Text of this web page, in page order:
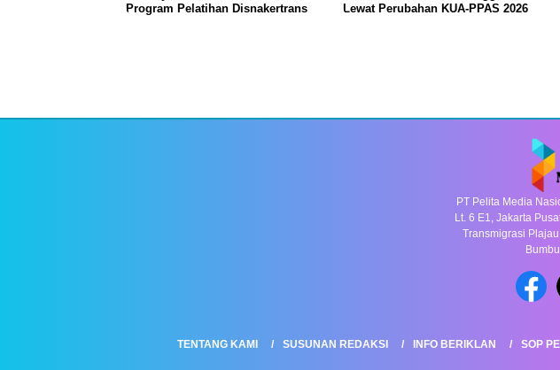
Program Pelatihan Disnakertrans
Lewat Perubahan KUA-PPAS 2026
PT Pelita Media
Lt. 6 E1, Jakarta
Transmigrasi
TENTANG KAMI SUSUNAN REDAKSI INFO BERIKLAN SOP